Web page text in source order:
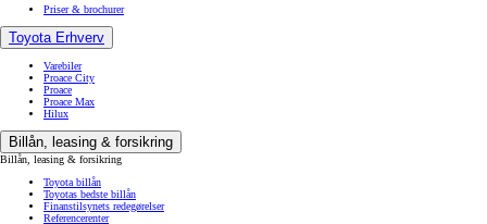
Priser & brochurer
Toyota Erhverv
Varebiler
Proace City
Proace
Proace Max
Hilux
Billån, leasing & forsikring
Billån, leasing & forsikring
Toyota billån
Toyotas bedste billån
Finanstilsynets redegørelser
Referencerenter